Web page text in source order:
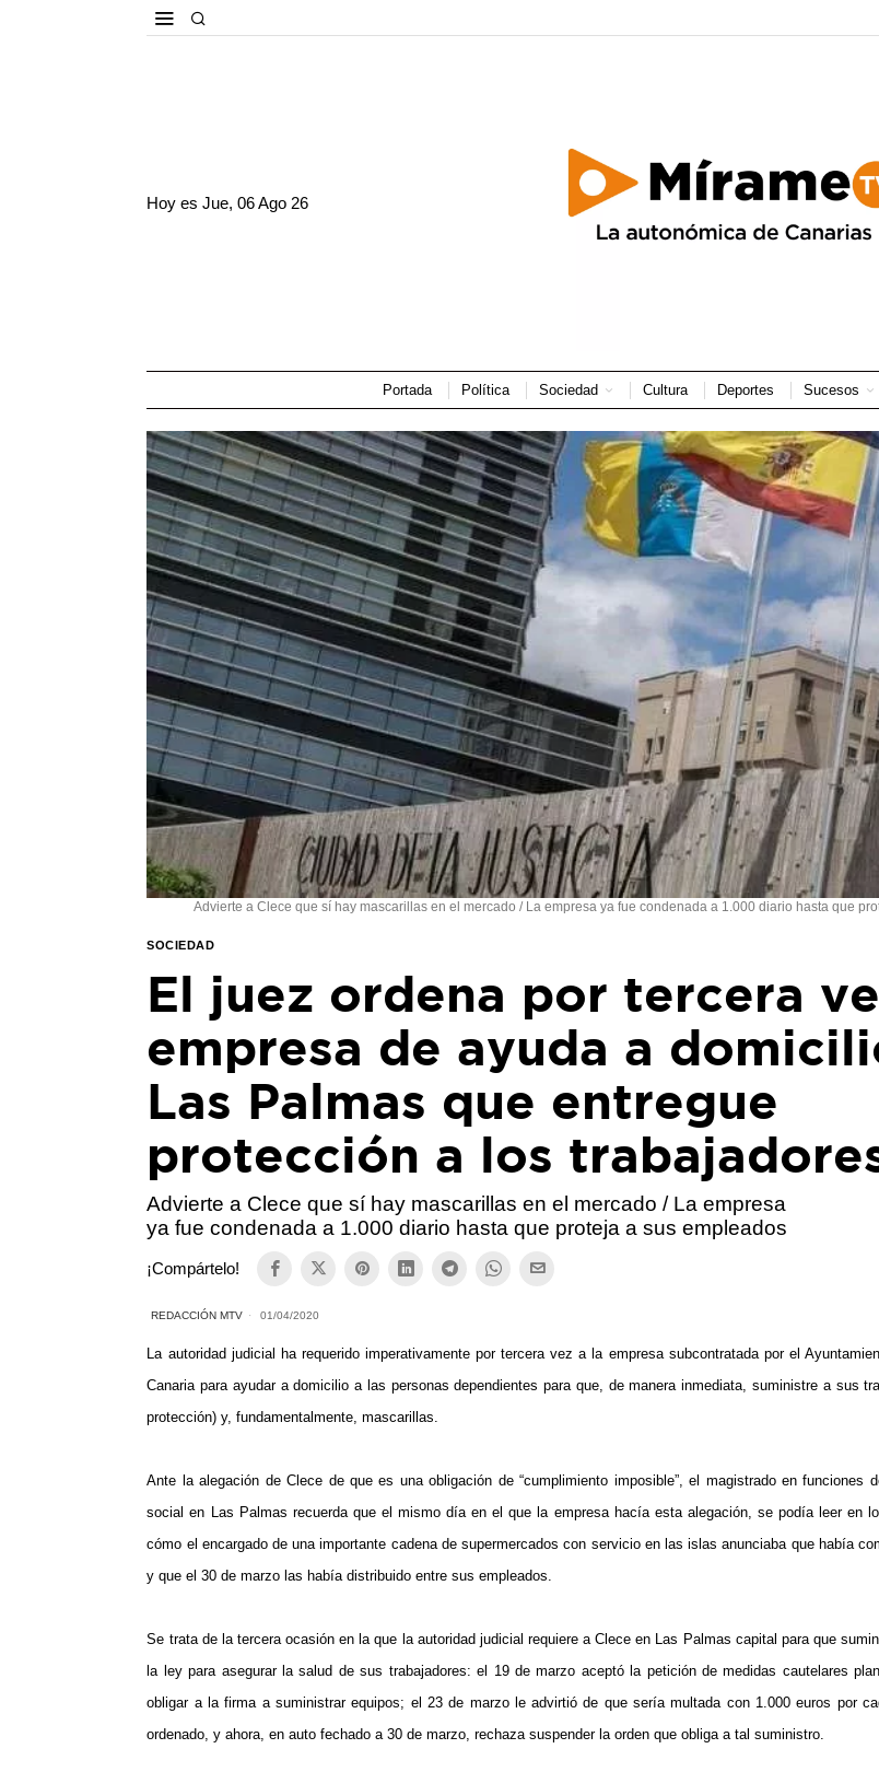
Hoy esJue, 06 Ago 26
Portada Política Sociedad Cultura Deportes Sucesos
Advierte a Clece que sí hay mascarillas en el mercado / La empresa ya fue condenada a 1.000 diario hasta que
SOCIEDAD
El juez ordena por tercera
empresa de ayuda a
Las Palmas que entregue
protección a los
Advierte a Clece que sí hay mascarillas en el mercado / La empresa
ya fue condenada a 1.000 diario hasta que proteja a sus empleados
¡Compártelo!
REDACCIÓN MTV 01/04/2020
La autoridad judicial ha requerido imperativamente por tercera vez a la empresa subcontratada por el
Canaria para ayudar a domicilio a las personas dependientes para que, de manera inmediata, suministre a sus
protección) y, fundamentalmente, mascarillas.
Ante la alegación de Clece de que es una obligación de “cumplimiento imposible”, el magistrado en funciones
social en Las Palmas recuerda que el mismo día en el que la empresa hacía esta alegación, se podía leer en
cómo el encargado de una importante cadena de supermercados con servicio en las islas anunciaba que había
y que el 30 de marzo las había distribuido entre sus empleados.
Se trata de la tercera ocasión en la que la autoridad judicial requiere a Clece en Las Palmas capital para que
la ley para asegurar la salud de sus trabajadores: el 19 de marzo aceptó la petición de medidas cautelares
obligar a la firma a suministrar equipos; el 23 de marzo le advirtió de que sería multada con 1.000 euros por
ordenado, y ahora, en auto fechado a 30 de marzo, rechaza suspender la orden que obliga a tal suministro.